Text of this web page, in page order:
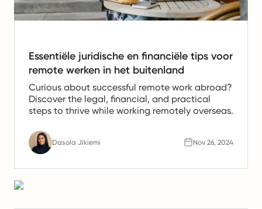
Essentiële juridische en financiële tips voor
remote werken in het buitenland
Curious about successful remote work abroad?
Discover the legal, financial, and practical
steps to thrive while working remotely overseas.
Dasola Jikiemi Nov 26, 2024